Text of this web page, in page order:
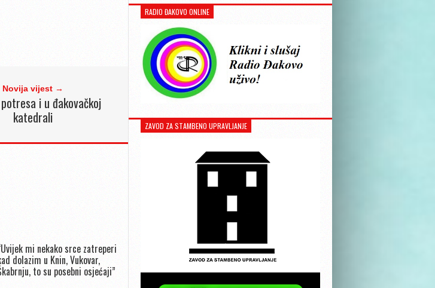
Novija vijest →
i u đakovačkoj
katedrali
mi nekako srce zatreperi
dolazim u Knin, Vukovar,
to su posebni osjećaji”
RADIO ĐAKOVO ONLINE
ZAVOD ZA STAMBENO UPRAVLJANJE